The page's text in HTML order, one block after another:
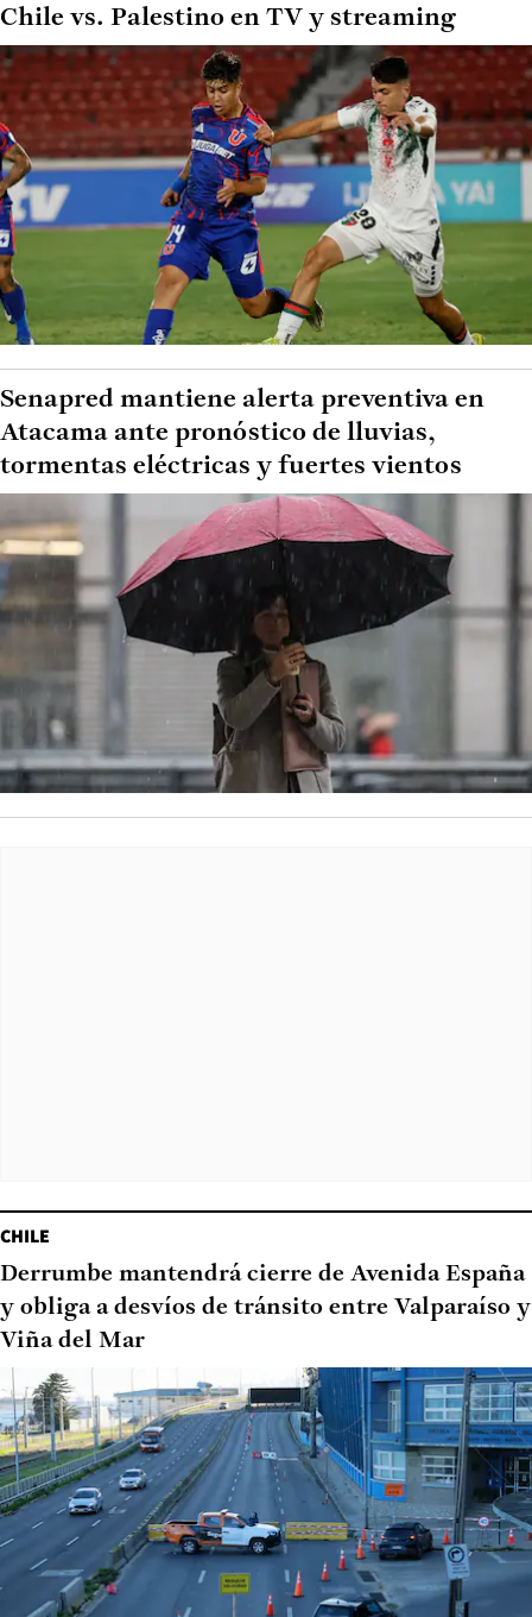
Chile vs. Palestino en TV y streaming
Senapred mantiene alerta preventiva en
Atacama ante pronóstico de lluvias,
tormentas eléctricas y fuertes vientos
CHILE
Derrumbe mantendrá cierre de Avenida España
y obliga a desvíos de tránsito entre Valparaíso y
Viña del Mar